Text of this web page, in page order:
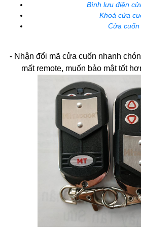
Bình lưu điện
Khoá cửa
Cửa cuốn
- Nhận đổi mã cửa cuốn nhanh
mất remote, muốn bảo mật tốt